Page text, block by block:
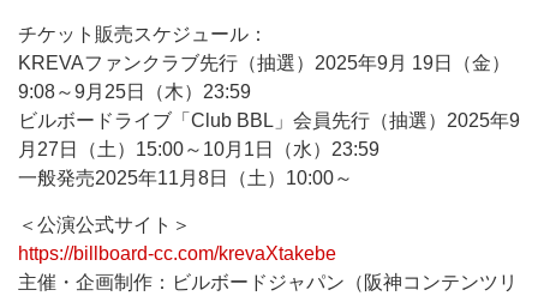
チケット販売スケジュール：
KREVAファンクラブ先行（抽選）2025年9月 19日（金）
9:08～9月25日（木）23:59
ビルボードライブ「Club BBL」会員先行（抽選）2025年9
月27日（土）15:00～10月1日（水）23:59
一般発売2025年11月8日（土）10:00～
＜公演公式サイト＞
https://billboard-cc.com/krevaXtakebe
主催・企画制作：ビルボードジャパン（阪神コンテンツリ